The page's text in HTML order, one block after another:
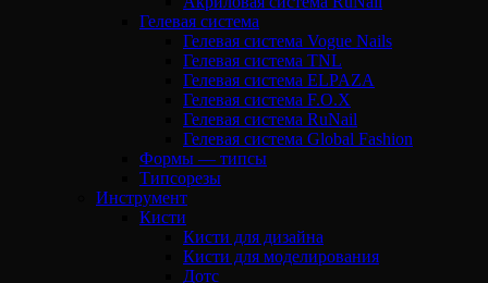
Гелевая система
Гелевая система Vogue Nails
Гелевая система TNL
Гелевая система ELPAZA
Гелевая система F.O.X
Гелевая система RuNail
Гелевая система Global Fashion
Формы — типсы
Типсорезы
Инструмент
Кисти
Кисти для дизайна
Кисти для моделирования
Дотс